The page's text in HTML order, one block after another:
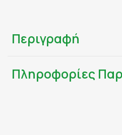
Περιγραφή
Πληροφορίες